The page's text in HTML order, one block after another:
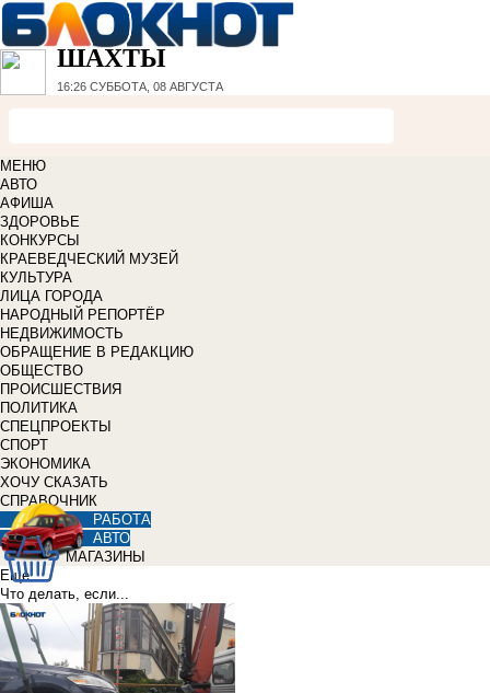
ШАХТЫ
16:26 СУББОТА, 08 АВГУСТА
МЕНЮ
АВТО
АФИША
ЗДОРОВЬЕ
КОНКУРСЫ
КРАЕВЕДЧЕСКИЙ МУЗЕЙ
КУЛЬТУРА
ЛИЦА ГОРОДА
НАРОДНЫЙ РЕПОРТЁР
НЕДВИЖИМОСТЬ
ОБРАЩЕНИЕ В РЕДАКЦИЮ
ОБЩЕСТВО
ПРОИСШЕСТВИЯ
ПОЛИТИКА
СПЕЦПРОЕКТЫ
СПОРТ
ЭКОНОМИКА
ХОЧУ СКАЗАТЬ
СПРАВОЧНИК
РАБОТА
АВТО
МАГАЗИНЫ
Еще
Что делать, если...